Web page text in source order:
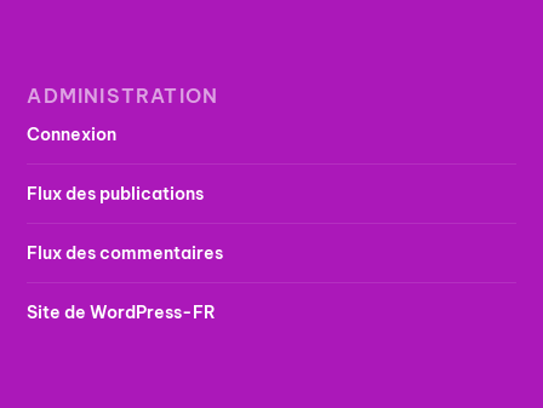
ADMINISTRATION
Connexion
Flux des publications
Flux des commentaires
Site de WordPress-FR